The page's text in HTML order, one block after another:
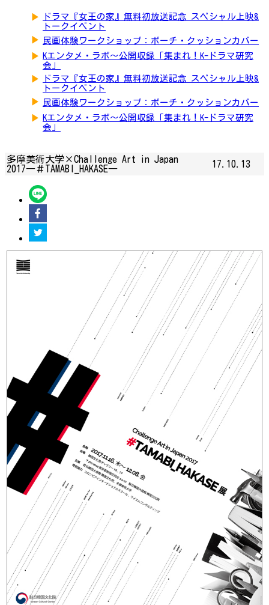
▶
ドラマ『女王の家』無料初放送記念 スペシャル上映&
トークイベント
▶ 民画体験ワークショップ：ポーチ・クッションカバー
▶ Kエンタメ・ラボ～公開収録「集まれ！K-ドラマ研究
会」
▶
ドラマ『女王の家』無料初放送記念 スペシャル上映&
トークイベント
▶ 民画体験ワークショップ：ポーチ・クッションカバー
▶ Kエンタメ・ラボ～公開収録「集まれ！K-ドラマ研究
会」
多摩美術大学×Challenge Art in Japan
2017―＃TAMABI_HAKASE―
17.10.13